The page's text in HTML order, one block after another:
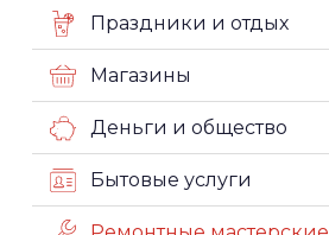
Праздники и отдых
Магазины
Деньги и общество
Бытовые услуги